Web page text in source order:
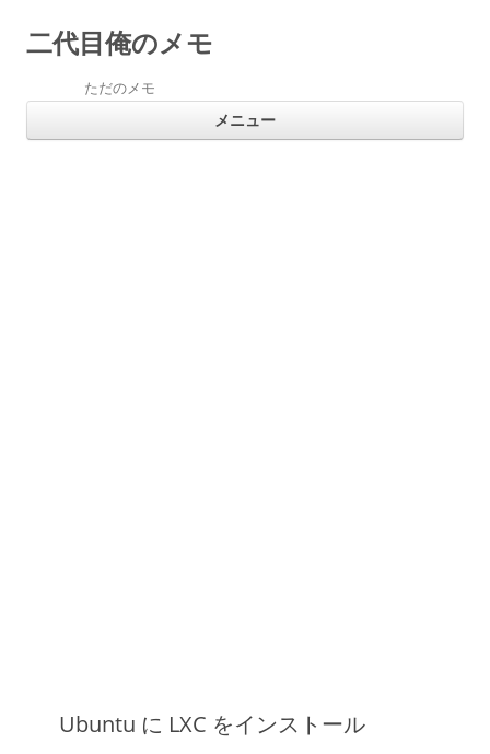
二代目俺のメモ
ただのメモ
メニュー
Ubuntu に LXC をインストール